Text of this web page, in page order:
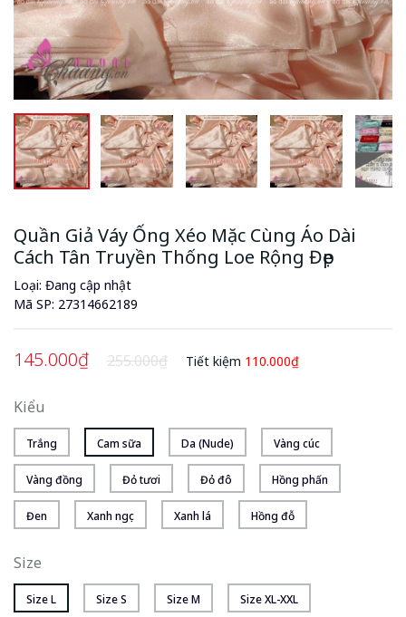
Quần Giả Váy Ống Xéo Mặc Cùng Áo Dài
Cách Tân Truyền Thống Loe Rộng Đẹp
Loại: Đang cập nhật
Mã SP: 27314662189
145.000₫ 255.000₫ Tiết kiệm 110.000₫
Kiểu
Trắng Cam sữa Da (Nude) Vàng cúc
Vàng đồng Đỏ tươi Đỏ đô Hồng phấn
Đen Xanh ngọc Xanh lá Hồng đỗ
Size
Size L Size S Size M Size XL-XXL